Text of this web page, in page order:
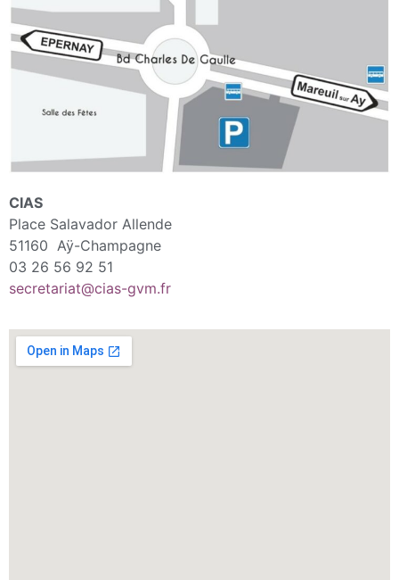
CIAS
Place Salavador Allende
51160 Aÿ-Champagne
03 26 56 92 51
secretariat@cias-gvm.fr